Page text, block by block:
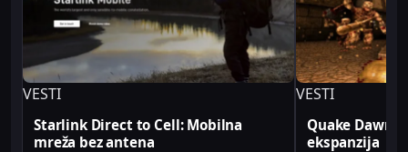
produkcionim implementacijama.
VESTI
Starlink Direct to Cell: Mobilna
mreža bez antena
VESTI
Quake Dawn
ekspanzija